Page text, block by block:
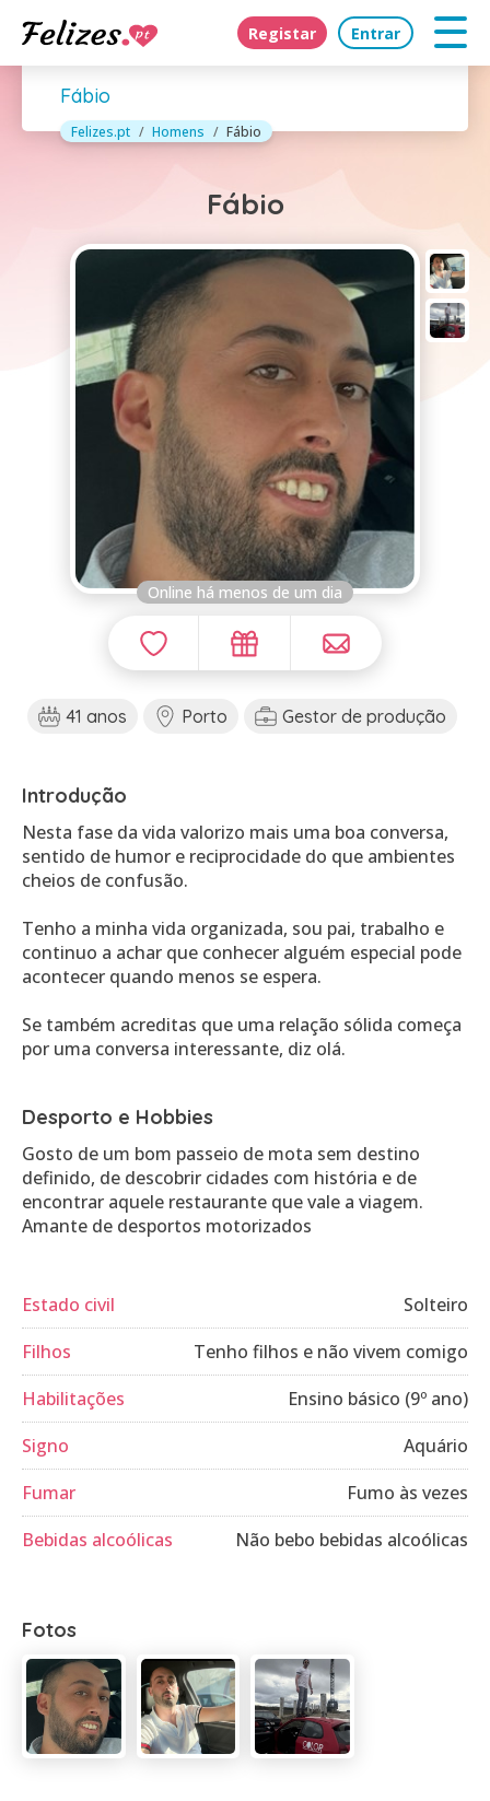
Registar Entrar
Fábio
Felizes.pt Homens Fábio
Fábio
Online há menos de um dia
41 anos Porto Gestor de produção
Introdução
Nesta fase da vida valorizo mais uma boa conversa,
sentido de humor e reciprocidade do que ambientes
cheios de confusão.
Tenho a minha vida organizada, sou pai, trabalho e
continuo a achar que conhecer alguém especial pode
acontecer quando menos se espera.
Se também acreditas que uma relação sólida começa
por uma conversa interessante, diz olá.
Desporto e Hobbies
Gosto de um bom passeio de mota sem destino
definido, de descobrir cidades com história e de
encontrar aquele restaurante que vale a viagem.
Estado civil
Solteiro
Filhos
Tenho filhos e não vivem comigo
Habilitações
Ensino básico (9º ano)
Signo
Aquário
Fumar
Fumo às vezes
Bebidas alcoólicas
Não bebo bebidas alcoólicas
Fotos